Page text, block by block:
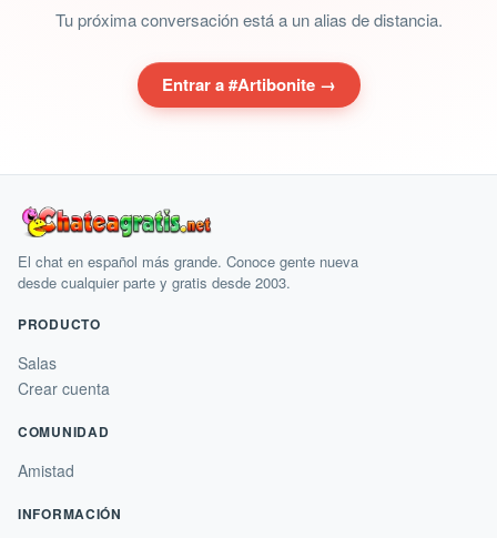
Tu próxima conversación está a un alias de distancia.
Entrar a #Artibonite →
El chat en español más grande. Conoce gente nueva
desde cualquier parte y gratis desde 2003.
PRODUCTO
Salas
Crear cuenta
COMUNIDAD
Amistad
INFORMACIÓN